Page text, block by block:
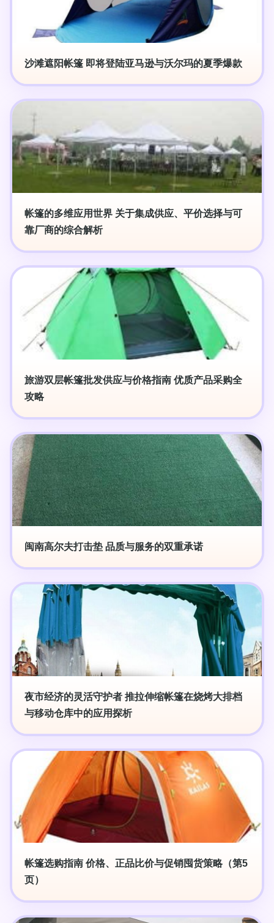
沙滩遮阳帐篷 即将登陆亚马逊与沃尔玛的夏季爆款
帐篷的多维应用世界 关于集成供应、平价选择与可
靠厂商的综合解析
旅游双层帐篷批发供应与价格指南 优质产品采购全
攻略
闽南高尔夫打击垫 品质与服务的双重承诺
夜市经济的灵活守护者 推拉伸缩帐篷在烧烤大排档
与移动仓库中的应用探析
帐篷选购指南 价格、正品比价与促销囤货策略（第5
页）